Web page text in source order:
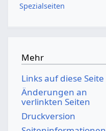
Spezialseiten
Mehr
Links auf diese Seite
Änderungen an
verlinkten Seiten
Druckversion